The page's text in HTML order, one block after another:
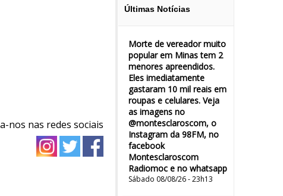
Últimas Notícias
Morte de vereador muito
popular em Minas tem 2
menores apreendidos.
Eles imediatamente
gastaram 10 mil reais em
roupas e celulares. Veja
as imagens no
@montesclaroscom, o
Instagram da 98FM, no
facebook
Montesclaroscom
Radiomoc e no whatsapp
Sábado 08/08/26 - 23h13
nos nas redes sociais